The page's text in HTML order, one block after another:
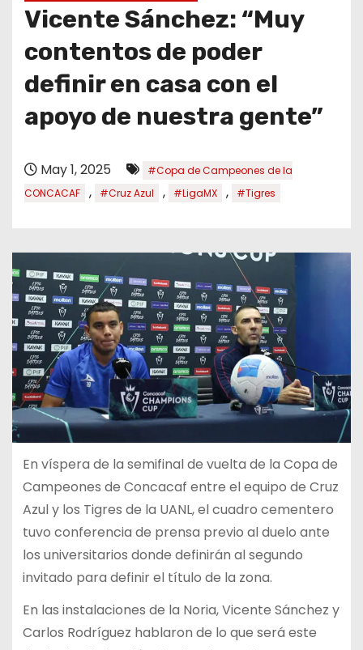
Vicente Sánchez: “Muy
contentos de poder
definir en casa con el
apoyo de nuestra gente”
May 1, 2025
#Copa de Campeones de la
CONCACAF
, #Cruz Azul , #LigaMX , #Tigres
En víspera de la semifinal de vuelta de la Copa de
Campeones de Concacaf entre el equipo de Cruz
Azul y los Tigres de la UANL, el cuadro cementero
tuvo conferencia de prensa previo al duelo ante
los universitarios donde definirán al segundo
invitado para definir el título de la zona.
En las instalaciones de la Noria, Vicente Sánchez y
Carlos Rodríguez hablaron de lo que será este